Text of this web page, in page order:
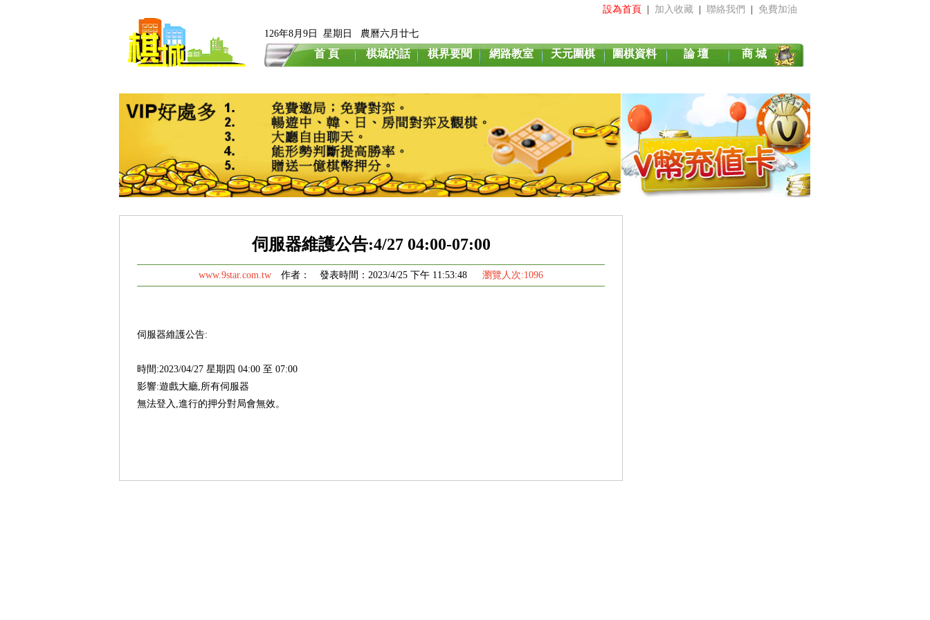
126年8月9日 星期日 農曆六月廿七
設為首頁 加入收藏 聯絡我們 免費加油
首 頁 棋城的話 棋界要聞 網路教室 天元圍棋 圍棋資料 論 壇 商 城
伺服器維護公告:4/27 04:00-07:00
www.9star.com.tw 作者： 發表時間：2023/4/25 下午 11:53:48 瀏覽人次:1096
伺服器維護公告:
時間:2023/04/27 星期四 04:00 至 07:00
影響:遊戲大廳,所有伺服器
無法登入,進行的押分對局會無效。